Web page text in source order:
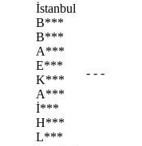
İstanbul
B***
B***
A***
E***
K***
A***
İ***
H***
L***
- - -